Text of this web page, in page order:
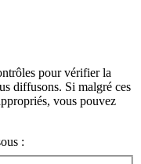
pour vérifier la
diffusons. Si malgré ces
vous pouvez
: